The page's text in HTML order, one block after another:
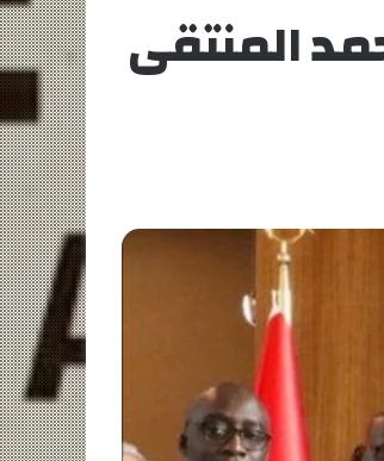
المنتقى